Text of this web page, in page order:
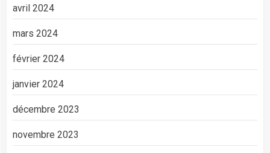
avril 2024
mars 2024
février 2024
janvier 2024
décembre 2023
novembre 2023